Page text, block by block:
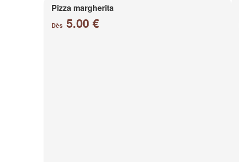
Pizza margherita
Dès 5.00 €